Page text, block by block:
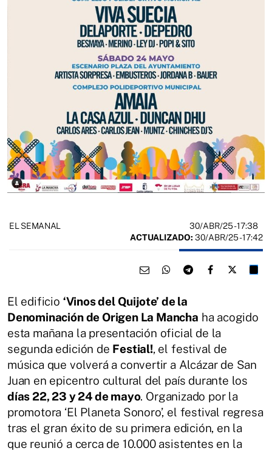
EL SEMANAL 30/ABR/25- 17:38
ACTUALIZADO: 30/ABR/25 - 17:42
El edificio ‘Vinos del Quijote’ de la
Denominación de Origen La Mancha ha acogido
esta mañana la presentación oficial de la
segunda edición de Festial!, el festival de
música que volverá a convertir a Alcázar de San
Juan en epicentro cultural del país durante los
días 22, 23 y 24 de mayo. Organizado por la
promotora ‘El Planeta Sonoro’, el festival regresa
tras el gran éxito de su primera edición, en la
que reunió a cerca de 10.000 asistentes en la